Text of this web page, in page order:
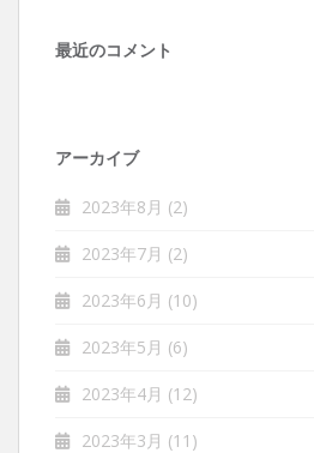
最近のコメント
アーカイブ
2023年8月 (2)
2023年7月 (2)
2023年6月 (10)
2023年5月 (6)
2023年4月 (12)
2023年3月 (11)